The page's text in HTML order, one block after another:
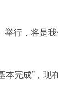
行，将是
成”，现